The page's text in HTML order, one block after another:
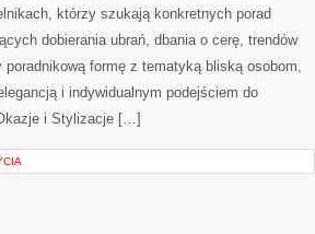
którzy szukają konkretnych porad
dobierania ubrań, dbania o cerę, trendów
formę z tematyką bliską osobom,
i indywidualnym podejściem do
i Stylizacje […]